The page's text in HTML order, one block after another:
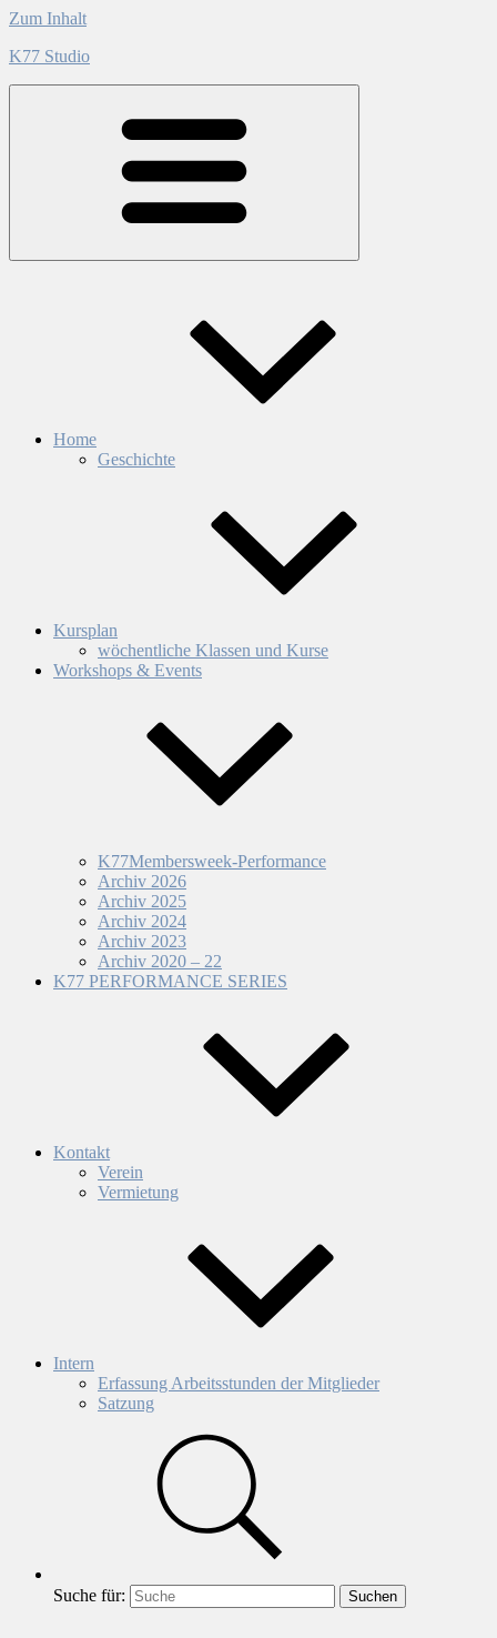
Zum Inhalt
K77 Studio
Home
Geschichte
Kursplan
wöchentliche Klassen und Kurse
Workshops & Events
K77Membersweek-Performance
Archiv 2026
Archiv 2025
Archiv 2024
Archiv 2023
Archiv 2020 – 22
K77 PERFORMANCE SERIES
Kontakt
Verein
Vermietung
Intern
Erfassung Arbeitsstunden der Mitglieder
Satzung
Suche für: Suchen